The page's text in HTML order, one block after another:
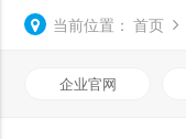
当前位置： 首页
企业官网